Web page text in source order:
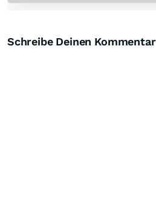
Schreibe Deinen Kommentar